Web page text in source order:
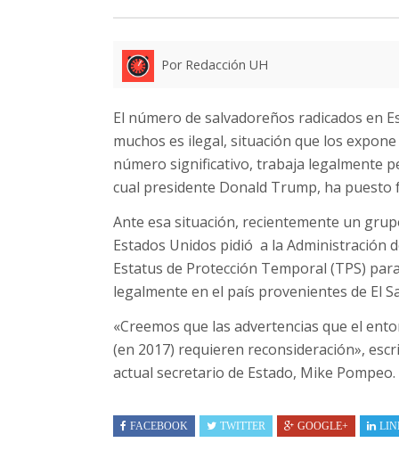
Por Redacción UH
El número de salvadoreños radicados en
muchos es ilegal, situación que los
número significativo, trabaja legalmente
cual presidente Donald Trump, ha puesto
Ante esa situación, recientemente un
Estados Unidos pidió a la Administración
Estatus de Protección Temporal (TPS)
legalmente en el país provenientes de El
«Creemos que las advertencias que el
(en 2017) requieren reconsideración»,
actual secretario de Estado, Mike Pompeo.
FACEBOOK TWITTER GOOGLE+